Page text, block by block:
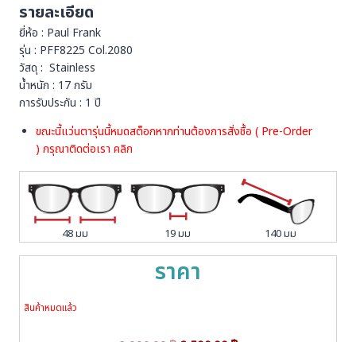
รายละเอียด
ยี่ห้อ : Paul Frank
รุ่น : PFF8225 Col.2080
วัสดุ : Stainless
น้ำหนัก : 17 กรัม
การรับประกัน : 1 ปี
ขณะนี้แว่นตารุ่นนี้หมดสต็อกหากท่านต้องการสั่งชื้อ ( Pre-Order
) กรุณาติดต่อเรา คลิก
48 มม 19 มม 140 มม
ราคา
สินค้าหมดแล้ว